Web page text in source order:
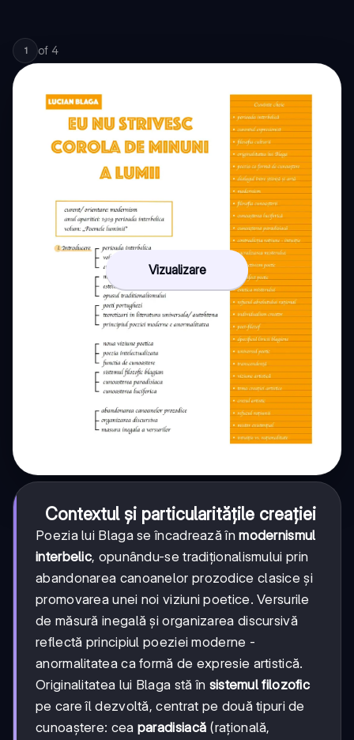
1 of 4
Vizualizare
Contextul și particularitățile creației
Poezia lui Blaga se încadrează înmodernismul
interbelic, opunându-se tradiționalismului prin
abandonarea canoanelor prozodice clasice și
promovarea unei noi viziuni poetice. Versurile
de măsură inegală și organizarea discursivă
reflectă principiul poeziei moderne -
anormalitatea ca formă de expresie artistică.
Originalitatea lui Blaga stă în sistemul filozofic
pe care îl dezvoltă, centrat pe două tipuri de
cunoaștere: cea paradisiacă (rațională,